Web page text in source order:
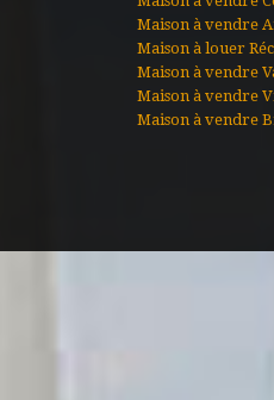
Maison à vendre
Maison à louer
Maison à vendre
Maison à vendre
Maison à vendre